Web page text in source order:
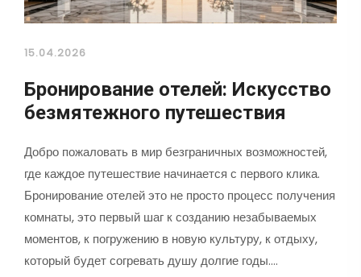
15.04.2026
Бронирование отелей: Искусство
безмятежного путешествия
Добро пожаловать в мир безграничных возможностей,
где каждое путешествие начинается с первого клика.
Бронирование отелей это не просто процесс получения
комнаты, это первый шаг к созданию незабываемых
моментов, к погружению в новую культуру, к отдыху,
который будет согревать душу долгие годы.…